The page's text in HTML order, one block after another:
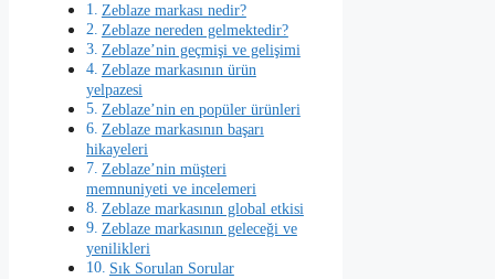
Zeblaze markası nedir?
Zeblaze nereden gelmektedir?
Zeblaze’nin geçmişi ve gelişimi
Zeblaze markasının ürün
yelpazesi
Zeblaze’nin en popüler ürünleri
Zeblaze markasının başarı
hikayeleri
Zeblaze’nin müşteri
memnuniyeti ve incelemeri
Zeblaze markasının global etkisi
Zeblaze markasının geleceği ve
yenilikleri
Sık Sorulan Sorular